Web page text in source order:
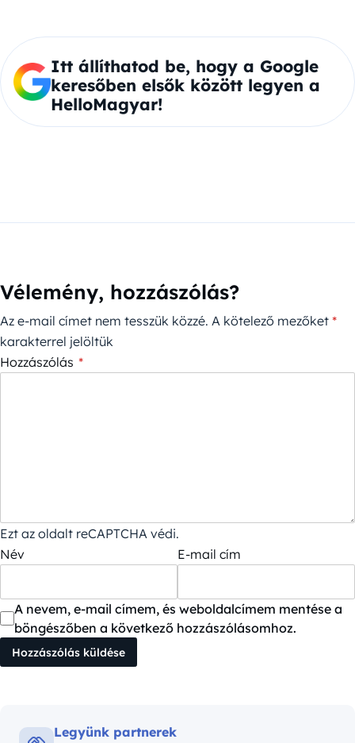
Itt állíthatod be, hogy a Google
keresőben elsők között legyen a
HelloMagyar!
Vélemény, hozzászólás?
Az e-mail címet nem tesszük közzé. A kötelező mezőket *
karakterrel jelöltük
Hozzászólás *
Ezt az oldalt reCAPTCHA védi.
Név
E-mail cím
A nevem, e-mail címem, és weboldalcímem mentése a
böngészőben a következő hozzászólásomhoz.
Legyünk partnerek